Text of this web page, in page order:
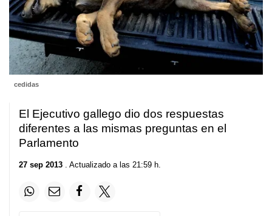
cedidas
El Ejecutivo gallego dio dos respuestas
diferentes a las mismas preguntas en el
Parlamento
27 sep 2013 . Actualizado a las 21:59 h.